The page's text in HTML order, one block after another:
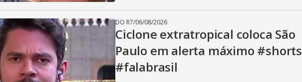
DO R7/06/08/2026
Ciclone extratropical coloca São
Paulo em alerta máximo #shorts
#falabrasil